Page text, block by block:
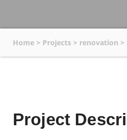
Home > Projects > renovation >
Project